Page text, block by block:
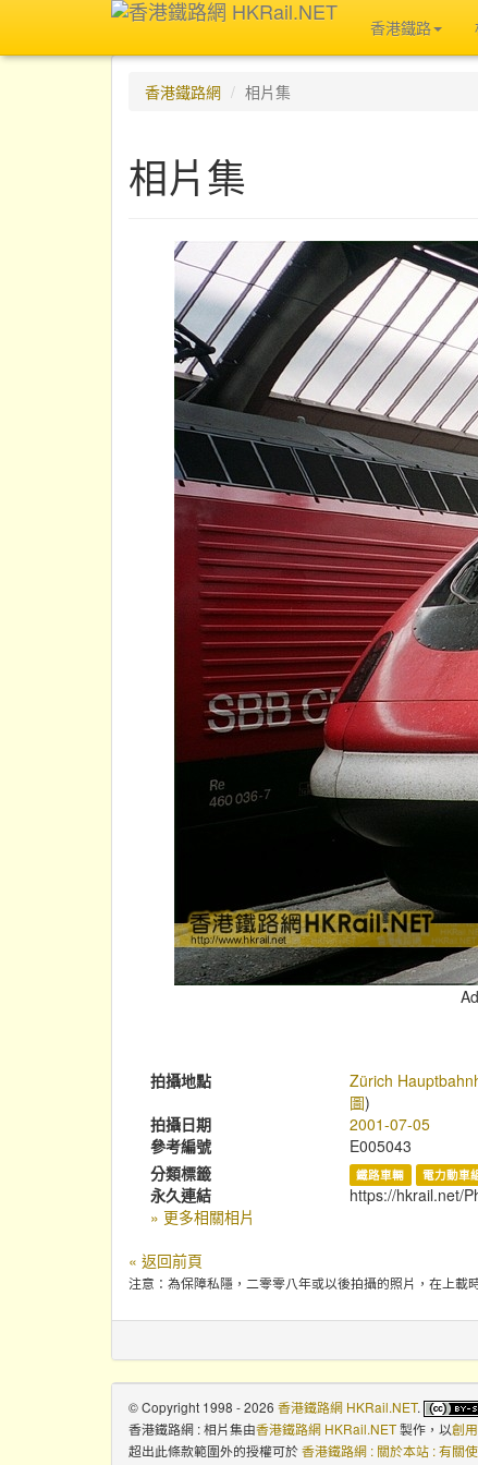
香港鐵路
香港鐵路網 相片集
相片集
拍攝地點 Zürich
圖)
拍攝日期
2001-07-05
參考編號
E005043
分類標籤
鐵路車輛 電力動車
永久連結
https://hkrail.net/
» 更多相關相片
« 返回前頁
注意：為保障私隱，二零零八年或以後拍攝的照片，在上載
© Copyright 1998 - 2026 香港鐵路網 HKRail.NET.
香港鐵路網 : 相片集由香港鐵路網 HKRail.NET製作，以創
超出此條款範圍外的授權可於香港鐵路網 : 關於本站 : 有關